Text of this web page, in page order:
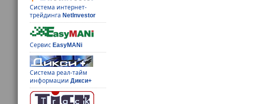
Система интернет-
трейдингаNetInvestor
СервисEasyMANi
Система реал-тайм
информацииДикси+